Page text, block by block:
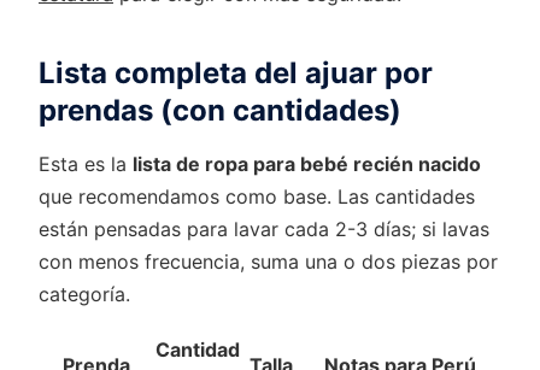
Lista completa del ajuar por
prendas (con cantidades)
Esta es la lista de ropa para bebé recién nacido
que recomendamos como base. Las cantidades
están pensadas para lavar cada 2-3 días; si lavas
con menos frecuencia, suma una o dos piezas por
categoría.
Cantidad